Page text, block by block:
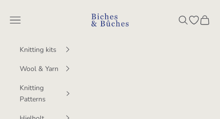
BichesetBuches
Navigation menu SearchOpen
Cart
Knitting kits
Wool & Yarn
Knitting
Patterns